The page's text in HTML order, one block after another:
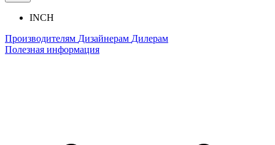
INCH
Производителям Дизайнерам Дилерам
Полезная информация